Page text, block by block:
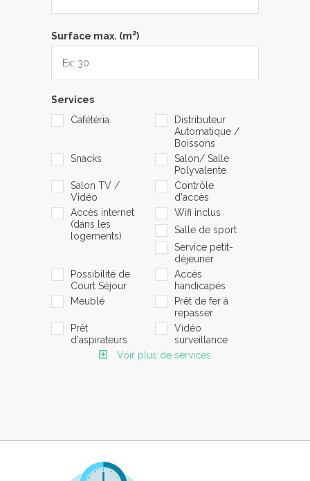
Surface max. (m2)
Services
Cafétéria
Distributeur
Automatique /
Boissons
Snacks
Salon/ Salle
Polyvalente
Salon TV /
Vidéo
Contrôle
d'accès
Accès internet
(dans les
logements)
Wifi inclus
Salle de sport
Service petit-
déjeuner
Possibilité de
Court Séjour
Accès
handicapés
Meublé
Prêt de fer à
repasser
Prêt
d'aspirateurs
Vidéo
surveillance
Voir plus de services